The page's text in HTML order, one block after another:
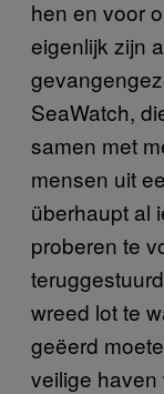
hen en voor
eigenlijk zijn
SeaWatch,
samen met
mensen uit
überhaupt al
proberen te
wreed lot te
geëerd
veilige